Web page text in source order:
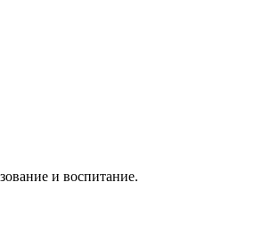
и воспитание.